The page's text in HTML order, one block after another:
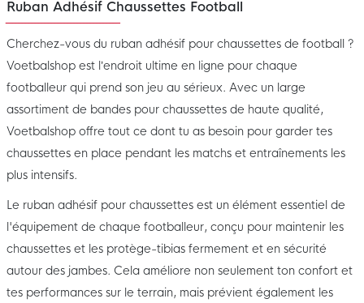
Ruban Adhésif Chaussettes Football
Cherchez-vous du ruban adhésif pour chaussettes de football ?
Voetbalshop est l’endroit ultime en ligne pour chaque
footballeur qui prend son jeu au sérieux. Avec un large
assortiment de bandes pour chaussettes de haute qualité,
Voetbalshop offre tout ce dont tu as besoin pour garder tes
chaussettes en place pendant les matchs et entraînements les
plus intensifs.
Le ruban adhésif pour chaussettes est un élément essentiel de
l'équipement de chaque footballeur, conçu pour maintenir les
chaussettes et les protège-tibias fermement et en sécurité
autour des jambes. Cela améliore non seulement ton confort et
tes performances sur le terrain, mais prévient également les